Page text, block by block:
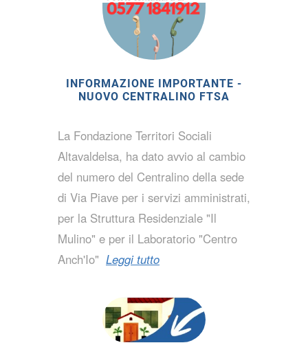
INFORMAZIONE IMPORTANTE -
NUOVO CENTRALINO FTSA
La Fondazione Territori Sociali
Altavaldelsa, ha dato avvio al cambio
del numero del Centralino della sede
di Via Piave per i servizi amministrati,
per la Struttura Residenziale "Il
Mulino" e per il Laboratorio "Centro
Anch'Io" Leggi tutto